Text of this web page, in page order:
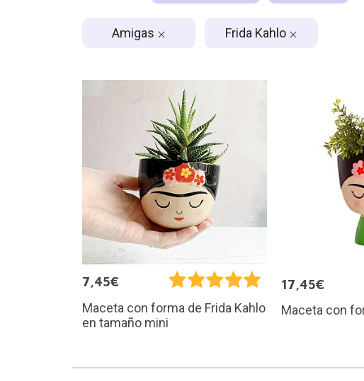
Amigas Frida Kahlo
7,45€
Maceta con forma de Frida Kahlo
en tamaño mini
17,45€
Maceta con